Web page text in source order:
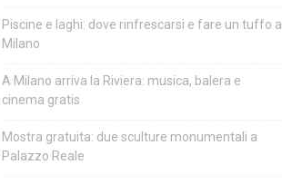
Piscine e laghi: dove rinfrescarsi e fare un tuffo a
Milano
A Milano arriva la Riviera: musica, balera e
cinema gratis
Mostra gratuita: due sculture monumentali a
Palazzo Reale